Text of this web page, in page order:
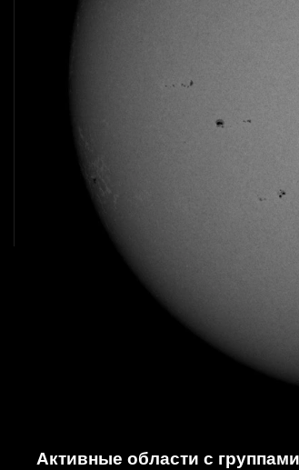
Активные области с